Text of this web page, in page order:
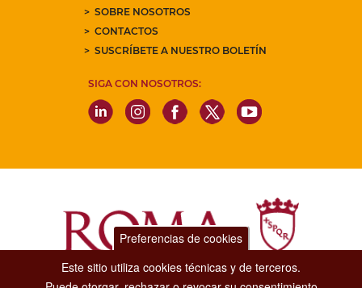
SOBRE NOSOTROS
CONTACTOS
SUSCRÍBETE A NUESTRO BOLETÍN
SIGA CON NOSOTROS:
Preferencias de cookies
Este sitio utiliza cookies técnicas y de terceros.